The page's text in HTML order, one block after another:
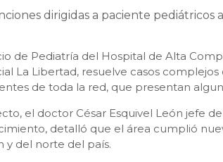
dirigidas a paciente pediátricos
de Pediatría del Hospital de Alta
La Libertad, resuelve casos
de toda la red, que presentan
el doctor César Esquivel León jefe
detalló que el área cumplió
y del norte del país.